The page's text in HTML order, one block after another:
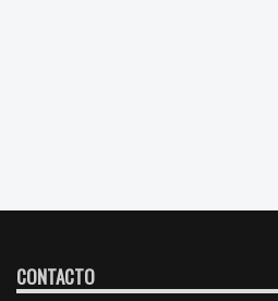
CONTACTO